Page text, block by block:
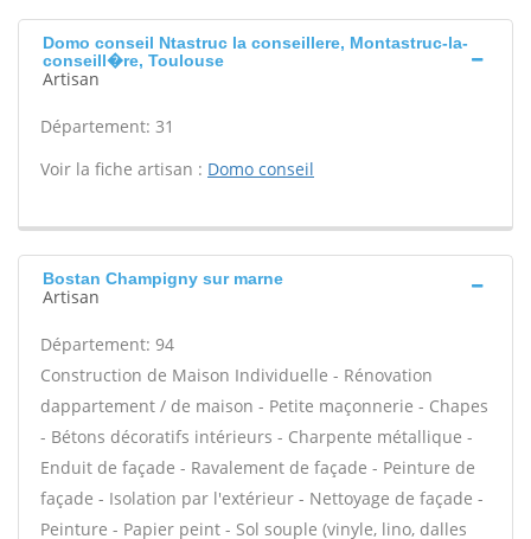
Domo conseil Ntastruc la conseillere, Montastruc-la-
conseill�re, Toulouse
Artisan
Département: 31
Voir la fiche artisan : Domo conseil
Bostan Champigny sur marne
Artisan
Département: 94
Construction de Maison Individuelle - Rénovation
dappartement / de maison - Petite maçonnerie - Chapes
- Bétons décoratifs intérieurs - Charpente métallique -
Enduit de façade - Ravalement de façade - Peinture de
façade - Isolation par l'extérieur - Nettoyage de façade -
Peinture - Papier peint - Sol souple (vinyle, lino, dalles